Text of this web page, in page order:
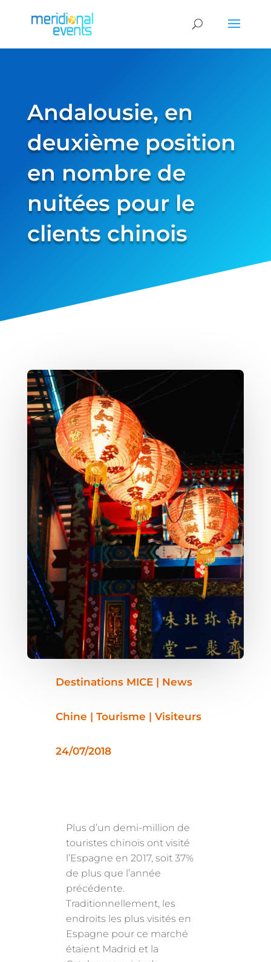
Andalousie, en
deuxième position
en nombre de
nuitées pour le
clients chinois
Destinations MICE | News
Chine | Tourisme | Visiteurs
24/07/2018
Plus d’un demi-million de
touristes chinois ont visité
l’Espagne en 2017, soit 37%
de plus que l’année
précédente.
Traditionnellement, les
endroits les plus visités en
Espagne pour ce marché
étaient Madrid et la